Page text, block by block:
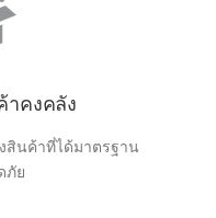
าคงคลัง
สินค้าที่ได้มาตรฐาน
ภัย